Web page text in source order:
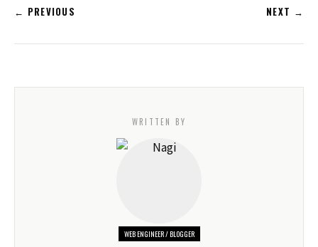
← PREVIOUS NEXT →
WRITTEN BY
WEB ENGINEER / BLOGGER